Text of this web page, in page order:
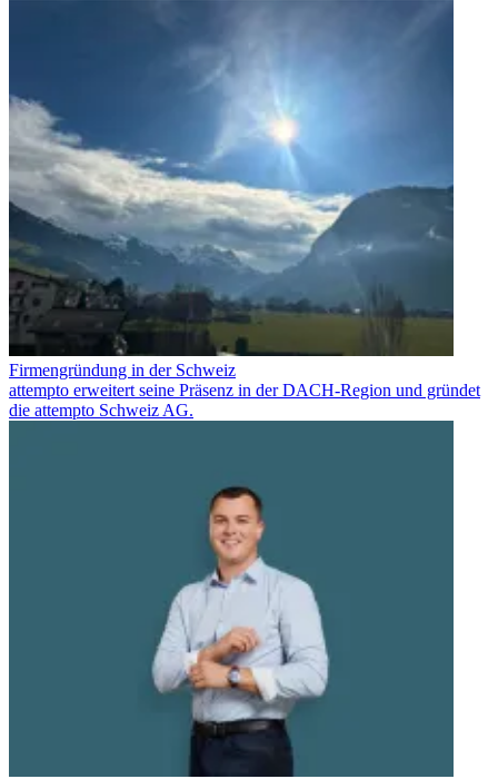
Firmengründung in der Schweiz
attempto erweitert seine Präsenz in der DACH-Region und gründet
die attempto Schweiz AG.